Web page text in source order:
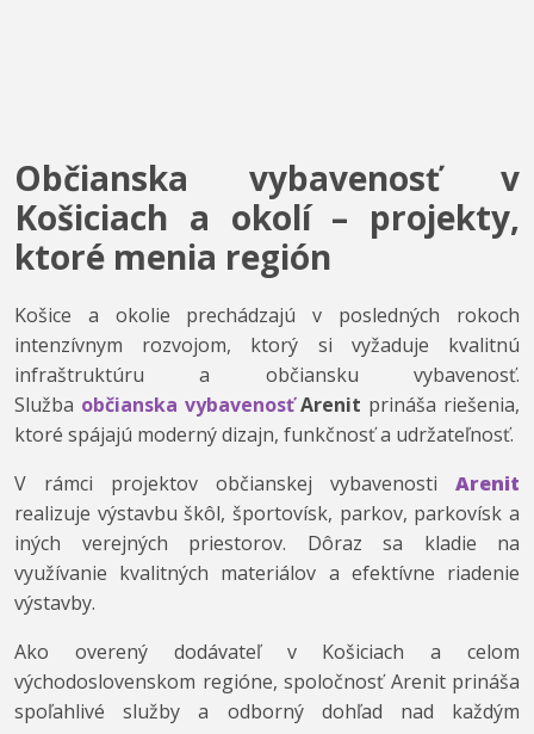
Občianska vybavenosť v
Košiciach a okolí – projekty,
ktoré menia región
Košice a okolie prechádzajú v posledných rokoch
intenzívnym rozvojom, ktorý si vyžaduje kvalitnú
infraštruktúru a občiansku vybavenosť.
Služba občianska vybavenosťArenit prináša riešenia,
ktoré spájajú moderný dizajn, funkčnosť a udržateľnosť.
V rámci projektov občianskej vybavenosti Arenit
realizuje výstavbu škôl, športovísk, parkov, parkovísk a
iných verejných priestorov. Dôraz sa kladie na
využívanie kvalitných materiálov a efektívne riadenie
výstavby.
Ako overený dodávateľ v Košiciach a celom
východoslovenskom regióne, spoločnosť Arenit prináša
spoľahlivé služby a odborný dohľad nad každým